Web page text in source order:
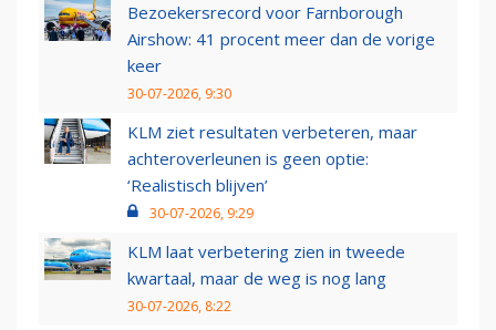
Bezoekersrecord voor Farnborough
Airshow: 41 procent meer dan de vorige
keer
30-07-2026, 9:30
KLM ziet resultaten verbeteren, maar
achteroverleunen is geen optie:
‘Realistisch blijven’
30-07-2026, 9:29
KLM laat verbetering zien in tweede
kwartaal, maar de weg is nog lang
30-07-2026, 8:22